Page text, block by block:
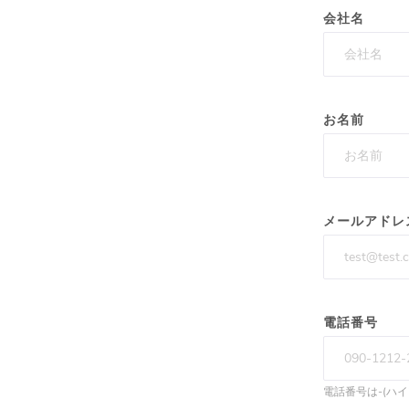
会社名
お名前
メールアドレ
電話番号
電話番号は-(ハ